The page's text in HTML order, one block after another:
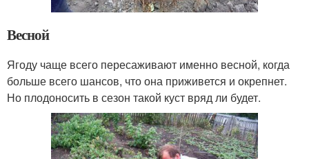
Весной
Ягоду чаще всего пересаживают именно весной, когда
больше всего шансов, что она приживется и окрепнет.
Но плодоносить в сезон такой куст вряд ли будет.